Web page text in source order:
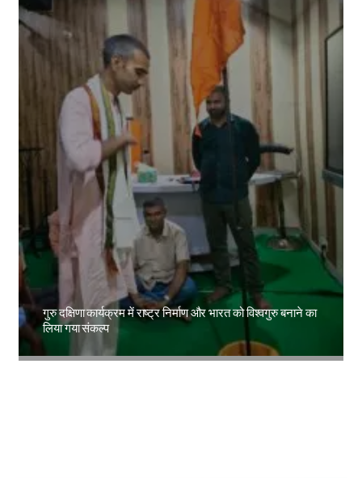
गुरु दक्षिणा कार्यक्रम में राष्ट्र निर्माण और भारत को विश्वगुरु बनाने का
लिया गया संकल्प